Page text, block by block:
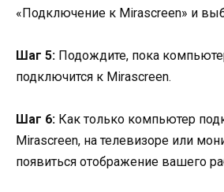
«Подключение к Mirascreen» и
Шаг 5: Подождите, пока
подключится к Mirascreen.
Шаг 6: Как только компьютер
Mirascreen, на телевизоре или
появиться отображение вашего